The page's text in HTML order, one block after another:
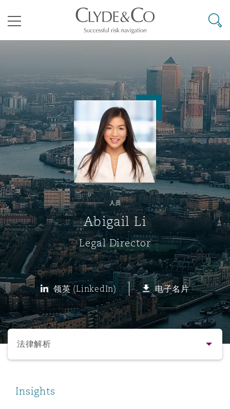
空 Business Jets
Carrier Liability
Commerical Dispute
Debt Recovery
Emergency Response & Crisis
Management
Finance & Leasing
业与咨询
商业
公司
企业、商业与合规保险
数据保护与隐私权
劳动、养老金和移民n
金融
议解决
Commercial Arbitration
Commercial Disputes
Commercial Litigation
源、海洋与贸易
Energy & Natural Resources
Marine
Trade & Commodities
险和再保险
Bermuda Form
Casualty
Corporate, Commercial &
Insurance
Cyber Risk
Employers' & Public Liability
Employment Practices
目和建筑工程
Construction Disputes
环境保护法
基础设施
PPP/PFI
Public Procurement
房地产
管法规与调查
Anti-Bribery & Corruption
Compliance
External Investigations
Financial Services
Fraud & White-Collar Crime
Internal Investigations
候变化
Code
& Co Newton - 解锁智能索赔新模式
议融资
Eco Audit
罗
普敦
累斯萨拉姆
翰内斯堡
罗比 – 联营办公室
谷
京
里斯班
庆
港
隆坡 – 联营办公室
尔本
德里 – 联营办公室
拉加斯
西哥城
约热内卢
地亚哥 – 联营办公室
保罗
布扎比
罗
哈
拜
达
雅得
特兰大
士顿
尔加里
加哥
拉斯
佛
萨斯城
斯维加斯
伯丁
尔法斯特
明翰
里斯托尔
里
柏林（圣史蒂芬绿地大厦）
塞尔多夫
目录
其礼律所事务所
搜寻
人员
Abigail Li
Legal Director
领英 (LinkedIn) 电子名片
选择所需部分
法律解析
Insights